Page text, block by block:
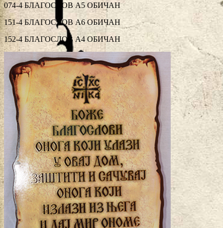
074-4 БЛАГОСЛОВ А5 ОБИЧАН
151-4 БЛАГОСЛОВ А6 ОБИЧАН
152-4 БЛАГОСЛОВ А4 ОБИЧАН